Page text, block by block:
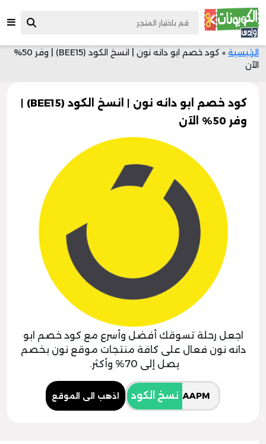
الرئيسية »
كود خصم ابو دانه نون | انسخ الكود (BEE15) | وفر 50%
الآن
كود خصم ابو دانه نون | انسخ الكود (BEE15) |
وفر 50% الآن
اجعل رحلة تسوقك أفضل وأسرع مع كود خصم ابو
دانه نون فعال على كافة منتجات موقع نون بخصم
يصل إلى 70% وأكثر.
نسخ الكود اذهب الى الموقع